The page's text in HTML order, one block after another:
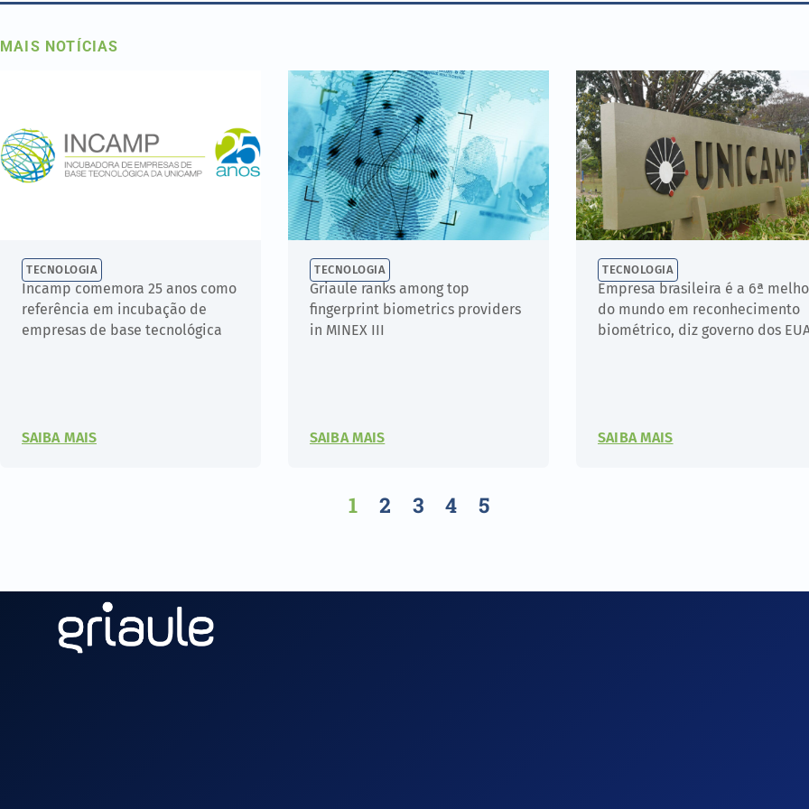
MAIS NOTÍCIAS
TECNOLOGIA
Incamp comemora 25 anos como
referência em incubação de
empresas de base tecnológica
SAIBA MAIS
TECNOLOGIA
Griaule ranks among top
fingerprint biometrics providers
in MINEX III
SAIBA MAIS
TECNOLOGIA
Empresa brasileira é a 6ª
do mundo em reconhecimento
biométrico, diz governo dos
SAIBA MAIS
1 2 3 4 5